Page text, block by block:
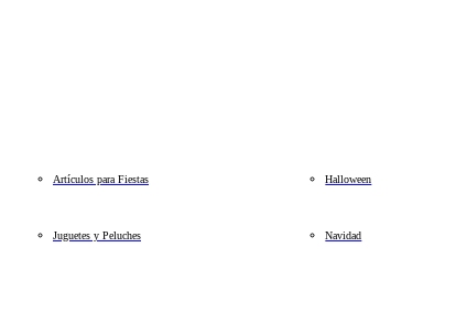
Artículos para Fiestas Halloween
Juguetes y Peluches Navidad